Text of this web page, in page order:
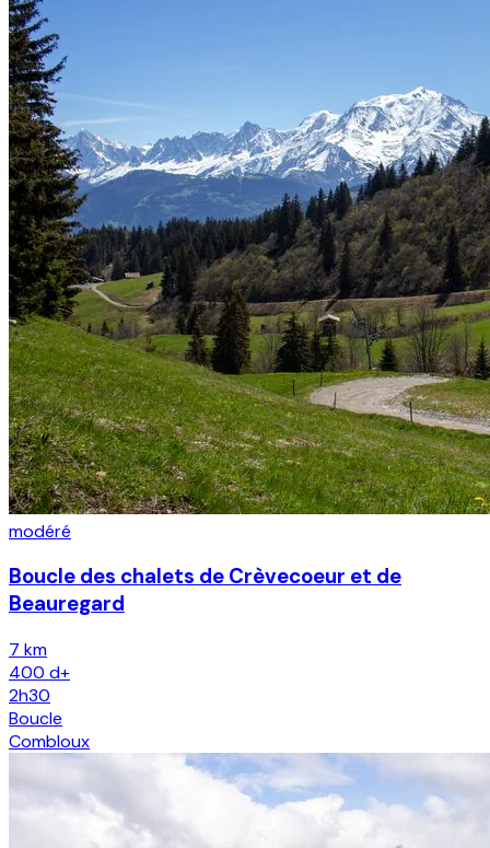
modéré
Boucle des chalets de Crèvecoeur et de
Beauregard
7 km
400 d+
2h30
Boucle
Combloux